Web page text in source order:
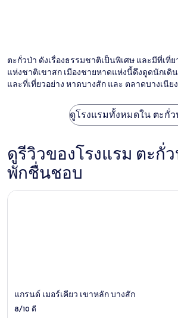
ตะกั่วป่า ดังเรื่องธรรมชาติเป็นพิเศษ และมีที่เที่
แห่งชาติเขาสก เมืองชายหาดแห่งนี้ดึงดูดนักเดิ
และที่เที่ยวอย่าง หาดบางสัก และ ตลาดบางเนียง
ดูโรงแรมทั้งหมดใน ตะกั่ว
ดูรีวิวของโรงแรม ตะกั่
พักชื่นชอบ
แกรนด์ เมอร์เคียว เขาหลัก บางสัก
8/10 ดี
แกรนด์ เมอร์เคียว เขาหลัก บางสัก